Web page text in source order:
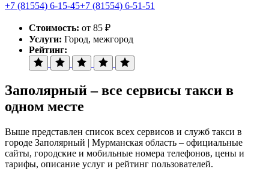
+7 (81554) 6-15-45+7 (81554) 6-51-51
Стоимость: от 85 ₽
Услуги: Город, межгород
Рейтинг:
Заполярный – все сервисы такси в
одном месте
Выше представлен список всех сервисов и служб такси в
городе Заполярный | Мурманская область – официальные
сайты, городские и мобильные номера телефонов, цены и
тарифы, описание услуг и рейтинг пользователей.